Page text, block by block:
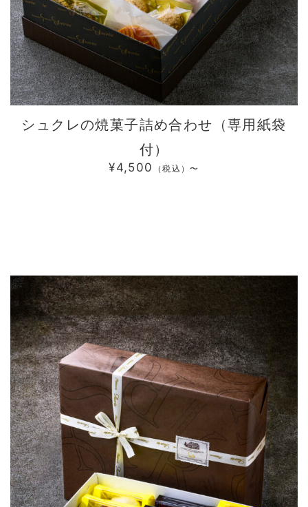
シュクレの焼菓子詰め合わせ（専用紙袋
付）
¥4,500 （税込）〜